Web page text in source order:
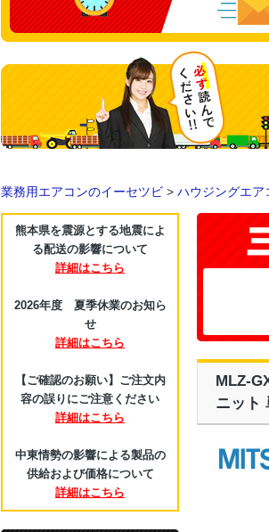
業務用エアコンのイーセツビ > ハウジングエア
MLZ-
ニット
熊本県を震源とする地震によ
る配送の影響について
詳細はこちら
2026年度 夏季休業のお知ら
せ
詳細はこちら
【ご確認のお願い】ご注文内
容の誤りにご注意ください
詳細はこちら
中東情勢の影響による製品の
供給および価格について
詳細はこちら